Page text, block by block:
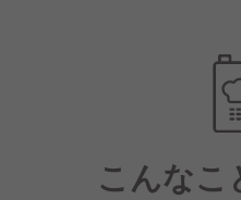
店）にて展開をしており
ニーズを汲み取り、食だ
満足を実現させていくこ
ちは「おいしい・うれし
合言葉にプライドを持っ
こんなこ